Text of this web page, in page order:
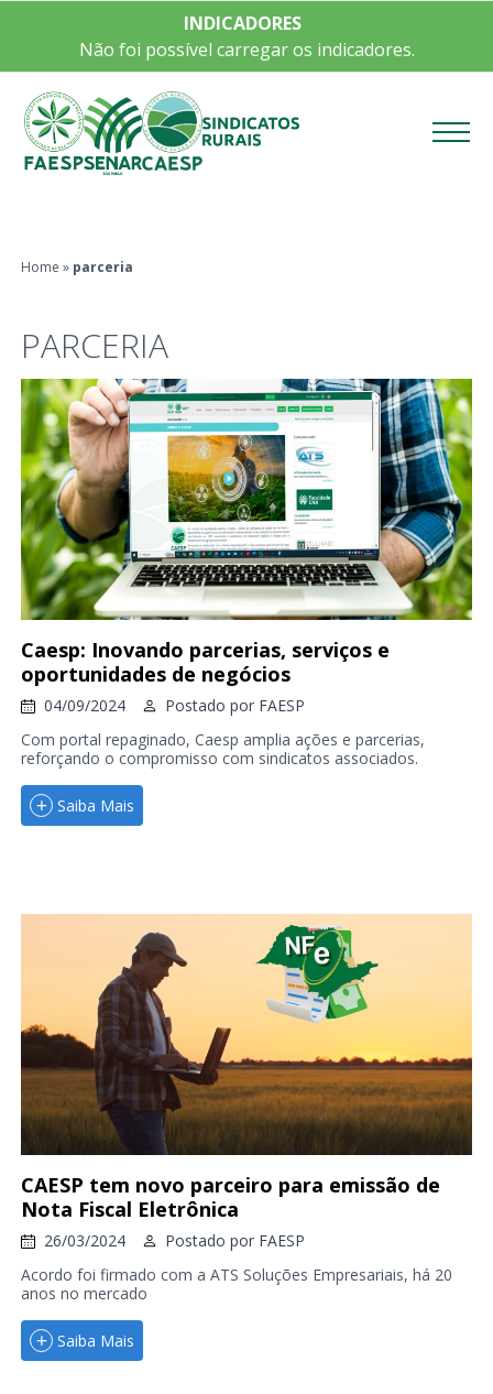
INDICADORES
Não foi possível carregar os indicadores.
Home » parceria
PARCERIA
Caesp: Inovando parcerias, serviços e
oportunidades de negócios
04/09/2024 Postado por FAESP
Com portal repaginado, Caesp amplia ações e parcerias,
reforçando o compromisso com sindicatos associados.
Saiba Mais
CAESP tem novo parceiro para emissão de
Nota Fiscal Eletrônica
26/03/2024 Postado por FAESP
Acordo foi firmado com a ATS Soluções Empresariais, há 20
anos no mercado
Saiba Mais